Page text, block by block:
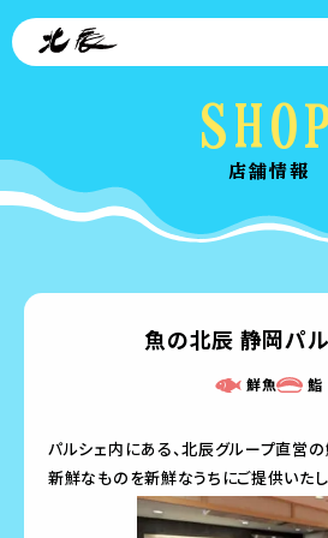
店舗情報
魚の北辰 静岡パ
鮮魚 鮨
パルシェ内にある、北辰グループ直営の
新鮮なものを新鮮なうちにご提供いたし